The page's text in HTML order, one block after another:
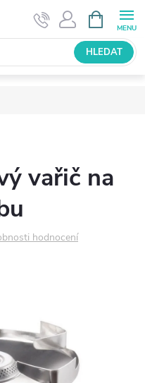
NÁKUPNÍ
KOŠÍK
HLEDAT
vařič na
hodnocení